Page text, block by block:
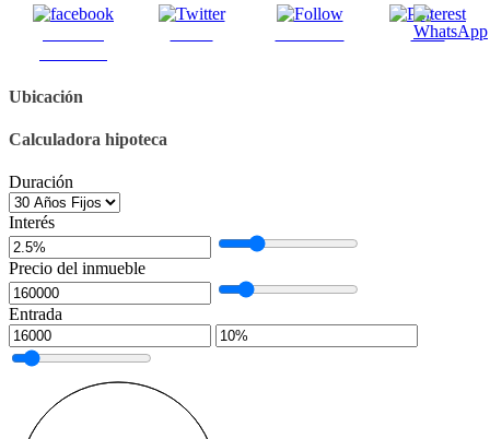
Save
Ubicación
Calculadora hipoteca
Duración
Interés
Precio del inmueble
Entrada